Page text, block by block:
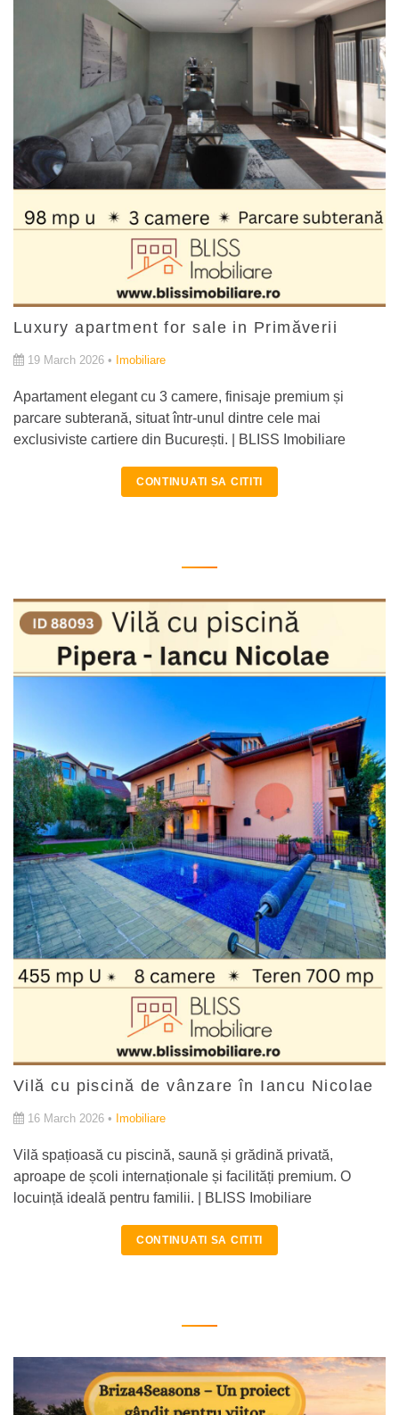
Luxury apartment for sale in Primăverii
19 March 2026 • Imobiliare
Apartament elegant cu 3 camere, finisaje premium și
parcare subterană, situat într-unul dintre cele mai
exclusiviste cartiere din București. | BLISS Imobiliare
CONTINUATI SA CITITI
Vilă cu piscină de vânzare în Iancu Nicolae
16 March 2026 • Imobiliare
Vilă spațioasă cu piscină, saună și grădină privată,
aproape de școli internaționale și facilități premium. O
locuință ideală pentru familii. | BLISS Imobiliare
CONTINUATI SA CITITI